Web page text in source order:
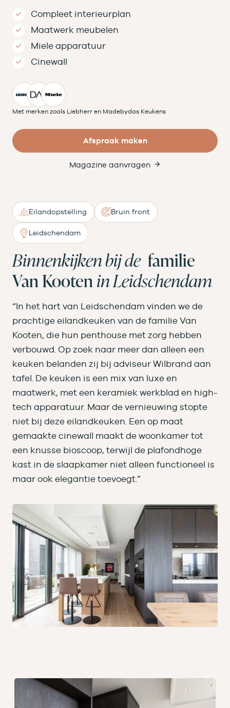
Compleet interieurplan
Maatwerk meubelen
Miele apparatuur
Cinewall
Met merken zoals Liebherr en Madebydas Keukens
Afspraak maken
Magazine aanvragen
Eilandopstelling Bruin front
Leidschendam
Binnenkijken bij de familie
Van Kootenin Leidschendam
“In het hart van Leidschendam vinden we de
prachtige eilandkeuken van de familie Van
Kooten, die hun penthouse met zorg hebben
verbouwd. Op zoek naar meer dan alleen een
keuken belanden zij bij adviseur Wilbrand aan
tafel. De keuken is een mix van luxe en
maatwerk, met een keramiek werkblad en high-
tech apparatuur. Maar de vernieuwing stopte
niet bij deze eilandkeuken. Een op maat
gemaakte cinewall maakt de woonkamer tot
een knusse bioscoop, terwijl de plafondhoge
kast in de slaapkamer niet alleen functioneel is
maar ook elegantie toevoegt.”